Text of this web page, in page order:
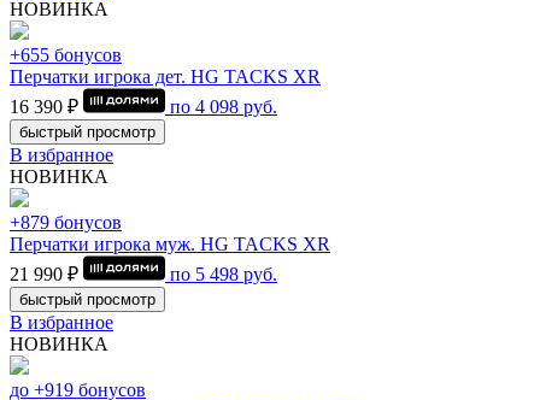
НОВИНКА
+655 бонусов
Перчатки игрока дет. HG TACKS XR
16 390 ₽
по 4 098 руб.
быстрый просмотр
В избранное
НОВИНКА
+879 бонусов
Перчатки игрока муж. HG TACKS XR
21 990 ₽
по 5 498 руб.
быстрый просмотр
В избранное
НОВИНКА
до +919 бонусов